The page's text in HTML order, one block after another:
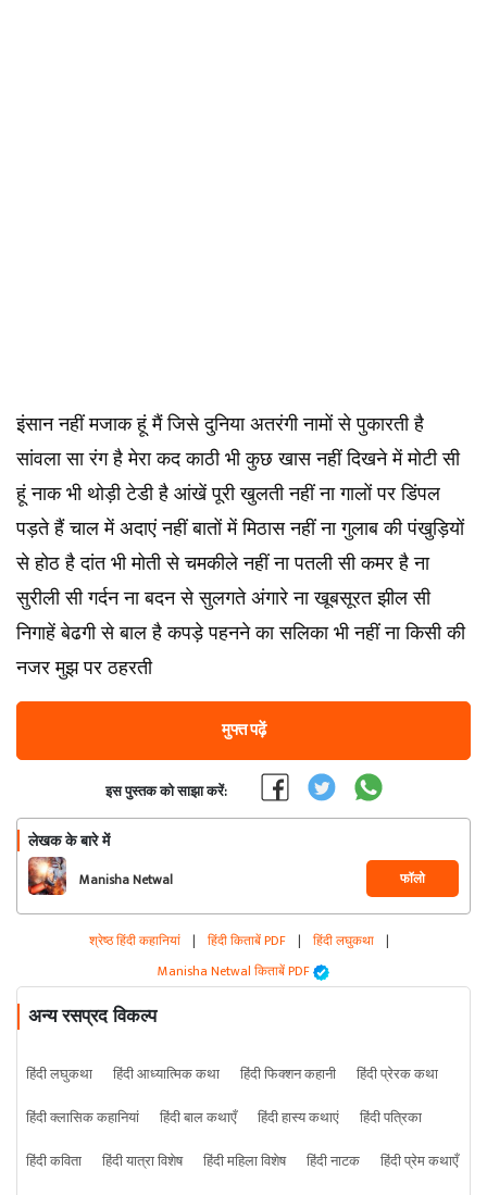
इंसान नहीं मजाक हूं मैं जिसे दुनिया अतरंगी नामों से पुकारती है
सांवला सा रंग है मेरा कद काठी भी कुछ खास नहीं दिखने में मोटी सी
हूं नाक भी थोड़ी टेडी है आंखें पूरी खुलती नहीं ना गालों पर डिंपल
पड़ते हैं चाल में अदाएं नहीं बातों में मिठास नहीं ना गुलाब की पंखुड़ियों
से होठ है दांत भी मोती से चमकीले नहीं ना पतली सी कमर है ना
सुरीली सी गर्दन ना बदन से सुलगते अंगारे ना खूबसूरत झील सी
निगाहें बेढगी से बाल है कपड़े पहनने का सलिका भी नहीं ना किसी की
नजर मुझ पर ठहरती
मुफ्त पढ़ें
इस पुस्तक को साझा करें:
लेखक के बारे में
Manisha Netwal फॉलो
श्रेष्ठ हिंदी कहानियां | हिंदी किताबें PDF | हिंदी लघुकथा |
Manisha Netwal किताबें PDF
अन्य रसप्रद विकल्प
हिंदी लघुकथा हिंदी आध्यात्मिक कथा हिंदी फिक्शन कहानी
हिंदी प्रेरक कथा
हिंदी क्लासिक कहानियां
हिंदी बाल कथाएँ हिंदी हास्य कथाएं
हिंदी पत्रिका
हिंदी कविता
हिंदी यात्रा विशेष हिंदी महिला विशेष हिंदी नाटक
हिंदी प्रेम कथाएँ